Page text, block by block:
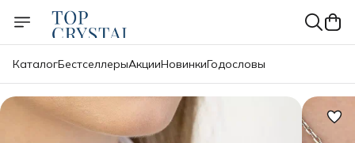
КаталогБестселлерыАкцииНовинкиГодословы